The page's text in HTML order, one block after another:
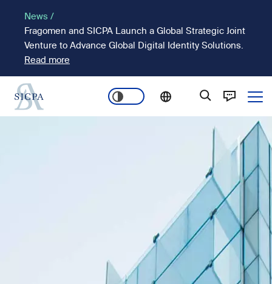
conteúdo
principal
News /
Fragomen and SICPA Launch a Global Strategic Joint
Venture to Advance Global Digital Identity Solutions.
Read more
Main